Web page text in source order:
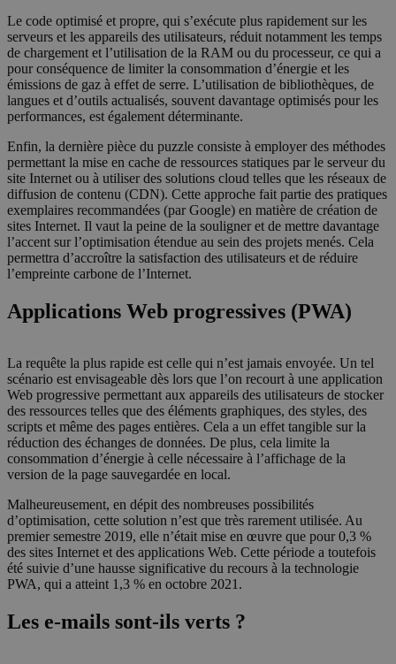
Le code optimisé et propre, qui s’exécute plus rapidement sur les
serveurs et les appareils des utilisateurs, réduit notamment les temps
de chargement et l’utilisation de la RAM ou du processeur, ce qui a
pour conséquence de limiter la consommation d’énergie et les
émissions de gaz à effet de serre. L’utilisation de bibliothèques, de
langues et d’outils actualisés, souvent davantage optimisés pour les
performances, est également déterminante.
Enfin, la dernière pièce du puzzle consiste à employer des méthodes
permettant la mise en cache de ressources statiques par le serveur du
site Internet ou à utiliser des solutions cloud telles que les réseaux de
diffusion de contenu (CDN). Cette approche fait partie des pratiques
exemplaires recommandées (par Google) en matière de création de
sites Internet. Il vaut la peine de la souligner et de mettre davantage
l’accent sur l’optimisation étendue au sein des projets menés. Cela
permettra d’accroître la satisfaction des utilisateurs et de réduire
l’empreinte carbone de l’Internet.
Applications Web progressives (PWA)
La requête la plus rapide est celle qui n’est jamais envoyée. Un tel
scénario est envisageable dès lors que l’on recourt à une application
Web progressive permettant aux appareils des utilisateurs de stocker
des ressources telles que des éléments graphiques, des styles, des
scripts et même des pages entières. Cela a un effet tangible sur la
réduction des échanges de données. De plus, cela limite la
consommation d’énergie à celle nécessaire à l’affichage de la
version de la page sauvegardée en local.
Malheureusement, en dépit des nombreuses possibilités
d’optimisation, cette solution n’est que très rarement utilisée. Au
premier semestre 2019, elle n’était mise en œuvre que pour 0,3 %
des sites Internet et des applications Web. Cette période a toutefois
été suivie d’une hausse significative du recours à la technologie
PWA, qui a atteint 1,3 % en octobre 2021.
Les e-mails sont-ils verts ?